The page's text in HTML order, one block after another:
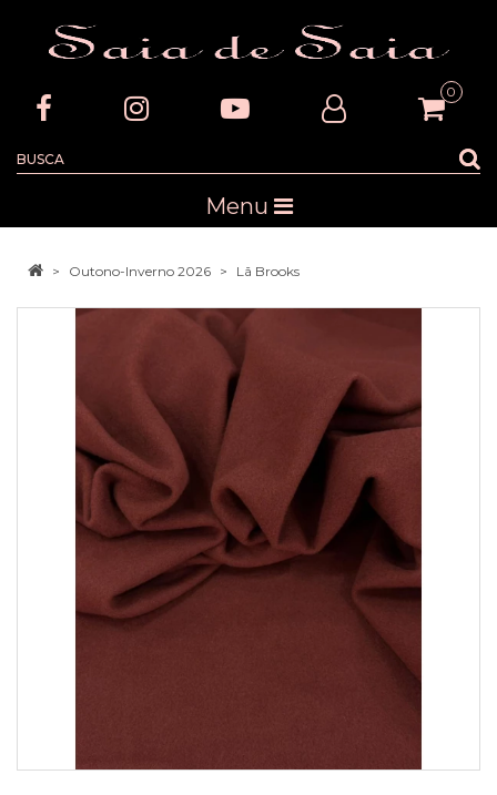
0
Menu
Outono-Inverno 2026 Lã Brooks